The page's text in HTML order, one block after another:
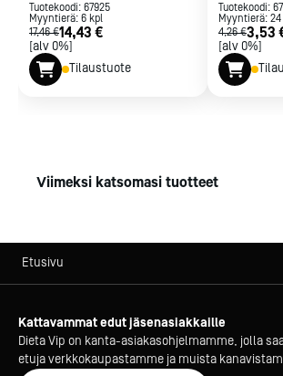
Tuotekoodi: 67925
Myyntierä: 6 kpl
17,46 €14,43 €
[alv 0%]
Tilaustuote
Tuotekoodi:
Myyntierä: 24
4,26 €3,53
[alv 0%]
Viimeksi katsomasi tuotteet
Etusivu
Kattavammat edut jäsenasiakkaille
Dieta Vip on kanta-asiakasohjelmamme, jolla
etuja verkkokaupastamme ja muista